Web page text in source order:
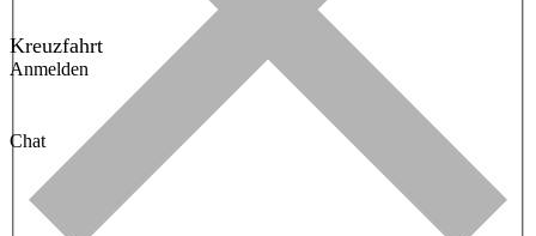
Kreuzfahrt
Anmelden
Chat